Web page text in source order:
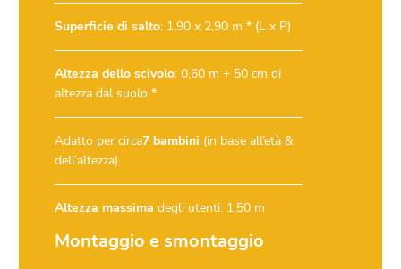
Superficie di salto: 1,90 x 2,90 m * (L x P)
Altezza dello scivolo: 0,60 m + 50 cm di
altezza dal suolo *
Adatto per circa7 bambini (in base all’età &
dell’altezza)
Altezza massima degli utenti: 1,50 m
Montaggio e smontaggio